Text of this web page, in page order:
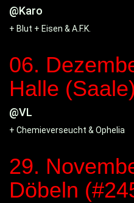
@Karo
+ Blut + Eisen & A.F.K.
06.
Halle
@VL
+ Chemieverseucht & Ophelia
29.
Döbeln